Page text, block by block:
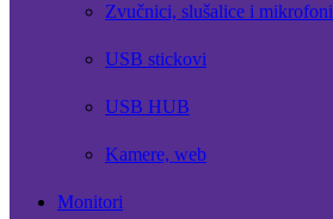
Zvučnici, slušalice i mikrofoni
USB stickovi
USB HUB
Kamere, web
Monitori